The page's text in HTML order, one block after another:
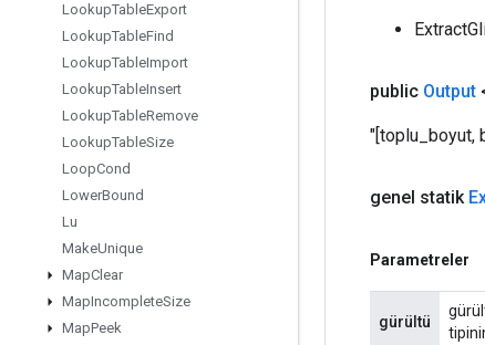
LookupTableExport
LookupTableFind
LookupTableImport
LookupTableInsert
LookupTableRemove
LookupTableSize
LoopCond
LowerBound
Lu
MakeUnique
MapClear
MapIncompleteSize
MapPeek
public Output
"[toplu_boyut,
genel statik
Parametreler
gürültü